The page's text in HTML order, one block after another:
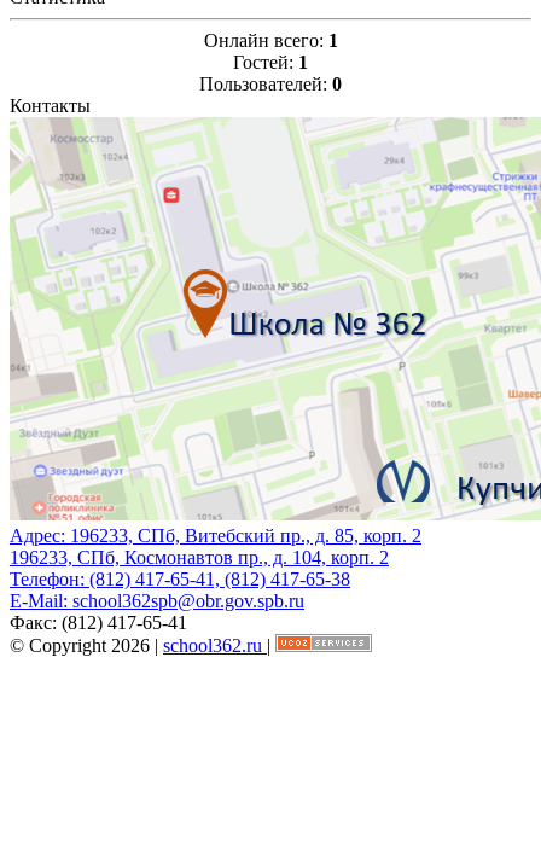
Онлайн всего: 1
Гостей: 1
Пользователей: 0
Контакты
Адрес: 196233, СПб, Витебский пр., д. 85, корп. 2
196233, СПб, Космонавтов пр., д. 104, корп. 2
Телефон: (812) 417-65-41, (812) 417-65-38
E-Mail: school362spb@obr.gov.spb.ru
Факс: (812) 417-65-41
© Copyright 2026 | school362.ru |